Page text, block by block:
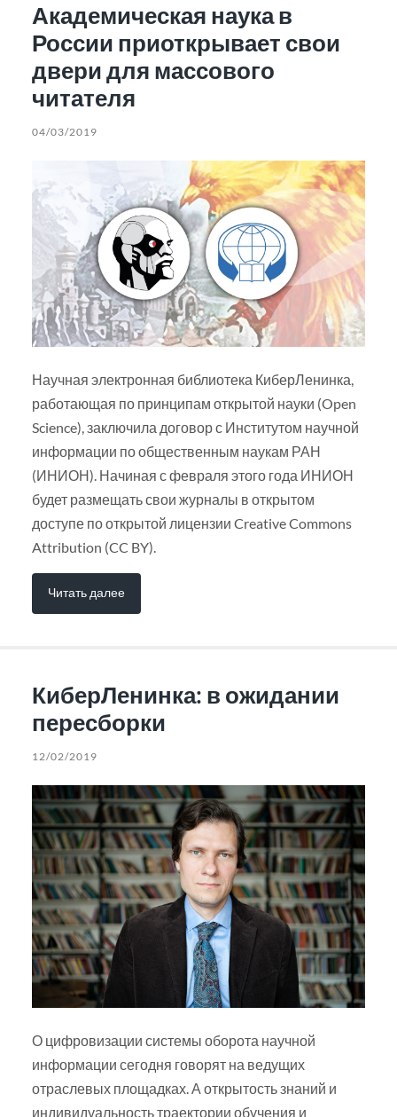
Академическая наука в
России приоткрывает свои
двери для массового
читателя
04/03/2019
Научная электронная библиотека КиберЛенинка,
работающая по принципам открытой науки (Open
Science), заключила договор с Институтом научной
информации по общественным наукам РАН
(ИНИОН). Начиная с февраля этого года ИНИОН
будет размещать свои журналы в открытом
доступе по открытой лицензии Creative Commons
Attribution (CC BY).
Читать далее
КиберЛенинка: в ожидании
пересборки
12/02/2019
О цифровизации системы оборота научной
информации сегодня говорят на ведущих
отраслевых площадках. А открытость знаний и
индивидуальность траектории обучения и